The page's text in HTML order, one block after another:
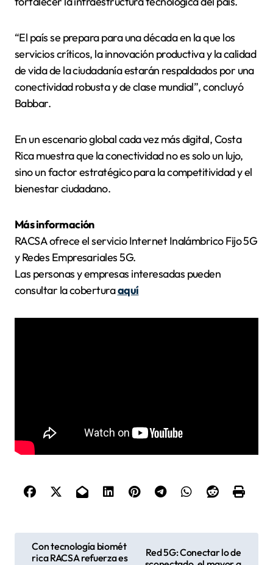
“El país se prepara para una década en la que los
servicios críticos, la innovación productiva y la calidad
de vida de la ciudadanía estarán respaldados por una
conectividad robusta y de clase mundial”, concluyó
Babbar.
En un escenario global cada vez más digital, Costa
Rica muestra que la conectividad no es solo un lujo,
sino un factor estratégico para la competitividad y el
bienestar ciudadano.
Más información
RACSA ofrece el servicio Internet Inalámbrico Fijo 5G
y Redes Empresariales 5G.
Las personas y empresas interesadas pueden
consultar la coberturaaquí
Con tecnología biomét
rica RACSA refuerza es
Red 5G: Conectar lo de